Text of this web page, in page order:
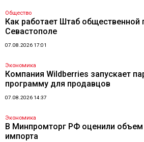
Общество
Как работает Штаб общественной
Севастополе
07.08.2026 17:01
Экономика
Компания Wildberries запускает
программу для продавцов
07.08.2026 14:37
Экономика
В Минпромторг РФ оценили объем
импорта